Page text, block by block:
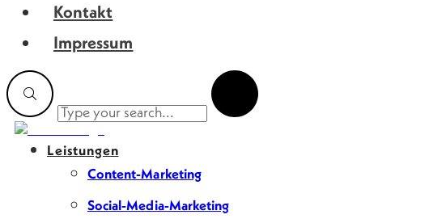
Kontakt
Impressum
Leistungen
Content-Marketing
Social-Media-Marketing